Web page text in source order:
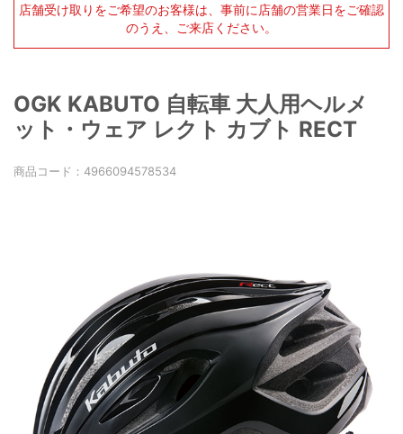
店舗受け取りをご希望のお客様は、事前に店舗の営業日をご確認
のうえ、ご来店ください。
OGK KABUTO 自転車 大人用ヘルメ
ット・ウェア レクト カブト RECT
商品コード： 4966094578534